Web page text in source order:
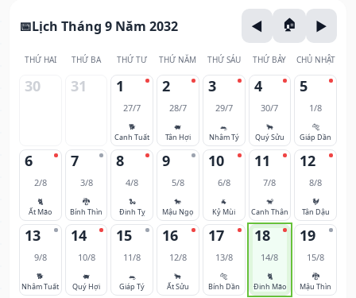
Lịch Tháng 9 Năm 2032
THỨ HAI THỨ BA THỨ TƯ THỨ NĂM THỨ SÁU THỨ BẢY CHỦ NHẬT
30 31 1
27/7
🐕
Canh Tuất
2
28/7
🐖
Tân Hợi
3
29/7
🐀
Nhâm Tý
4
30/7
🐂
Quý Sửu
5
1/8
🐅
Giáp Dần
6
2/8
🐈
Ất Mão
7
3/8
🐉
Bính Thìn
8
4/8
🐍
Đinh Tỵ
9
5/8
🐎
Mậu Ngọ
10
6/8
🐐
Kỷ Mùi
11
7/8
🐒
Canh Thân
12
8/8
🐓
Tân Dậu
13
9/8
🐕
Nhâm Tuất
14
10/8
🐖
Quý Hợi
15
11/8
🐀
Giáp Tý
16
12/8
🐂
Ất Sửu
17
13/8
🐅
Bính Dần
18
14/8
🐈
Đinh Mão
19
15/8
🐉
Mậu Thìn